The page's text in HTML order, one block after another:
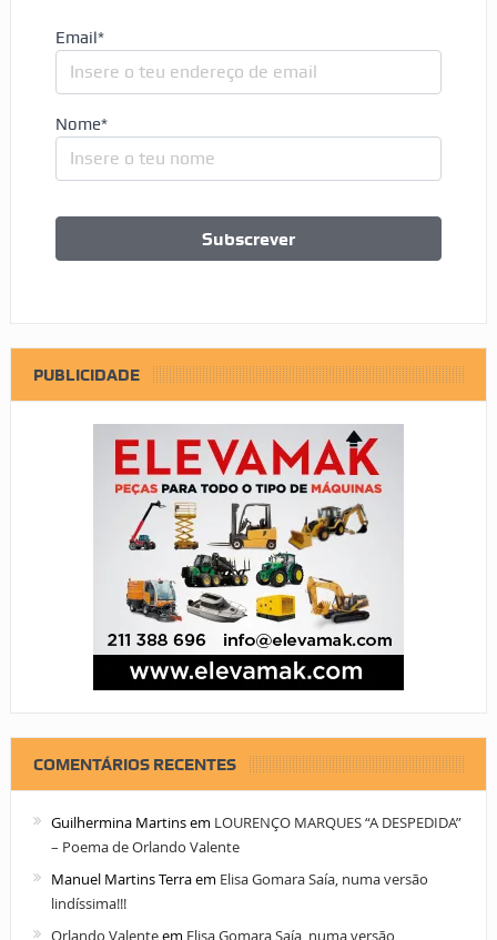
Email*
Nome*
PUBLICIDADE
COMENTÁRIOS RECENTES
Guilhermina Martinsem LOURENÇO MARQUES “A DESPEDIDA”
– Poema de Orlando Valente
Manuel Martins Terraem Elisa Gomara Saía, numa versão
lindíssima!!!
Orlando Valenteem Elisa Gomara Saía, numa versão